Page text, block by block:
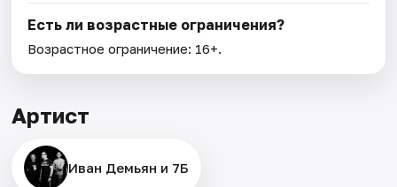
Есть ли возрастные ограничения?
Возрастное ограничение: 16+.
Артист
Иван Демьян и 7Б